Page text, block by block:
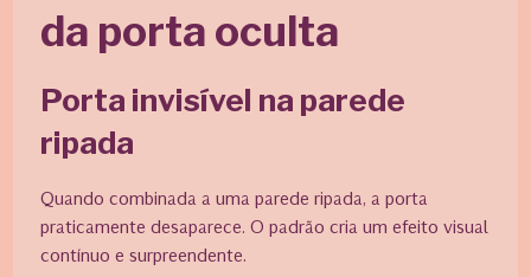
da porta oculta
Porta invisível na parede
ripada
Quando combinada a uma parede ripada, a porta
praticamente desaparece. O padrão cria um efeito visual
contínuo e surpreendente.